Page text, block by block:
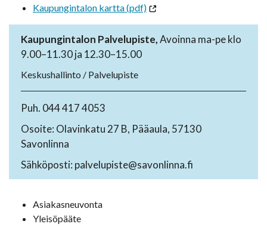
Kaupungintalon kartta (pdf)
Kaupungintalon Palvelupiste,Avoinna ma-pe klo
9.00–11.30 ja 12.30–15.00
Keskushallinto / Palvelupiste
Puh. 044 417 4053
Osoite: Olavinkatu 27 B, Pääaula, 57130
Savonlinna
Sähköposti: palvelupiste@savonlinna.fi
Asiakasneuvonta
Yleisöpääte